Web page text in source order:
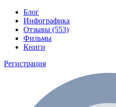
Блог
Инфографика
Отзывы (553)
Фильмы
Книги
Регистрация